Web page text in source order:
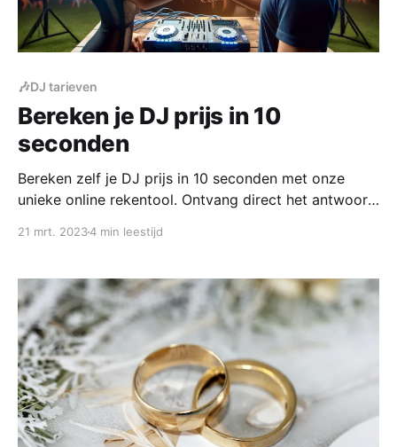
🎶DJ tarieven
Bereken je DJ prijs in 10
seconden
Bereken zelf je DJ prijs in 10 seconden met onze
unieke online rekentool. Ontvang direct het antwoord
21 mrt. 20234 min leestijd